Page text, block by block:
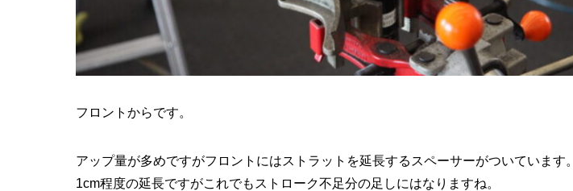
フロントからです。
アップ量が多めですがフロントにはストラットを延長するスペーサーがついています。
1cm程度の延長ですがこれでもストローク不足分の足しにはなりますね。